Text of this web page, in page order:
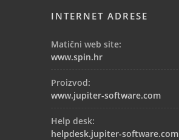
INTERNET ADRESE
Matični web site:
www.spin.hr
Proizvod:
www.jupiter-software.com
Help desk:
helpdesk.jupiter-software.com